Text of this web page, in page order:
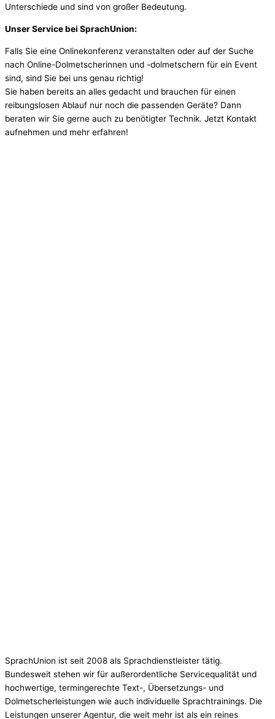
Unterschiede und sind von großer Bedeutung.
Unser Service bei SprachUnion:
Falls Sie eine Onlinekonferenz veranstalten oder auf der Suche
nach Online-Dolmetscherinnen und -dolmetschern für ein Event
sind, sind Sie bei uns genau richtig!
Sie haben bereits an alles gedacht und brauchen für einen
reibungslosen Ablauf nur noch die passenden Geräte? Dann
beraten wir Sie gerne auch zu benötigter Technik. Jetzt Kontakt
aufnehmen und mehr erfahren!
SprachUnion ist seit 2008 als Sprachdienstleister tätig.
Bundesweit stehen wir für außerordentliche Servicequalität und
hochwertige, termingerechte Text-, Übersetzungs- und
Dolmetscherleistungen wie auch individuelle Sprachtrainings. Die
Leistungen unserer Agentur, die weit mehr ist als ein reines